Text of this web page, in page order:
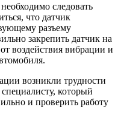
следовать
что датчик
разъему
закрепить датчик на
воздействия вибрации и
возникли трудности
который
и проверить работу